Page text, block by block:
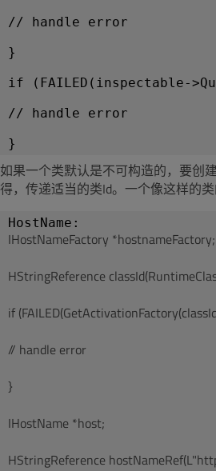
// handle error
}
if (FAILED(inspectable-
// handle error
如果一个类默认是不可构造的，要创
得，传递适当的类Id。一个像这样的
IHostNameFactory *hostnameFactory;
HStringReference
if
// handle error
}
IHostName *host;
HStringReference